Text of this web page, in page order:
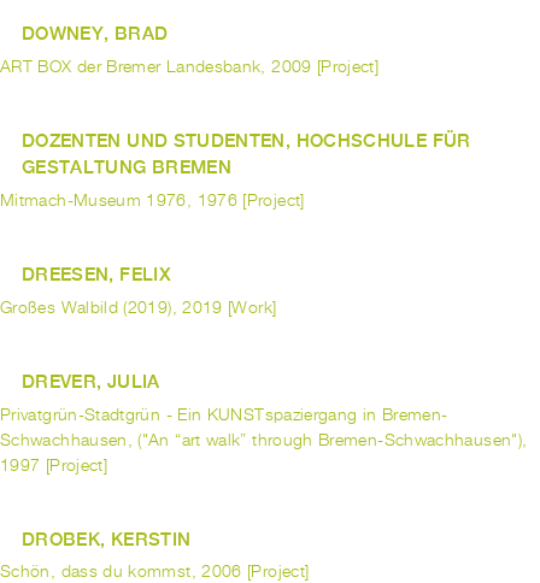
DOWNEY, BRAD
ART BOX der Bremer Landesbank, 2009 [Project]
DOZENTEN UND STUDENTEN, HOCHSCHULE FÜR
GESTALTUNG BREMEN
Mitmach-Museum 1976, 1976 [Project]
DREESEN, FELIX
Großes Walbild (2019), 2019 [Work]
DREVER, JULIA
Privatgrün-Stadtgrün - Ein KUNSTspaziergang in Bremen-
Schwachhausen, ("An “art walk” through Bremen-Schwachhausen"),
1997 [Project]
DROBEK, KERSTIN
Schön, dass du kommst, 2006 [Project]